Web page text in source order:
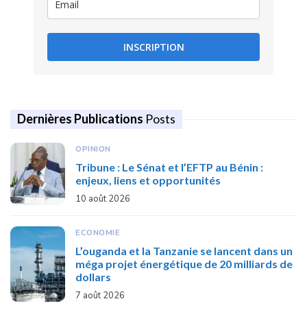
INSCRIPTION
Dernières Publications Posts
OPINION
Tribune : Le Sénat et l’EFTP au Bénin :
enjeux, liens et opportunités
10 août 2026
ECONOMIE
L’ouganda et la Tanzanie se lancent dans un
méga projet énergétique de 20 milliards de
dollars
7 août 2026